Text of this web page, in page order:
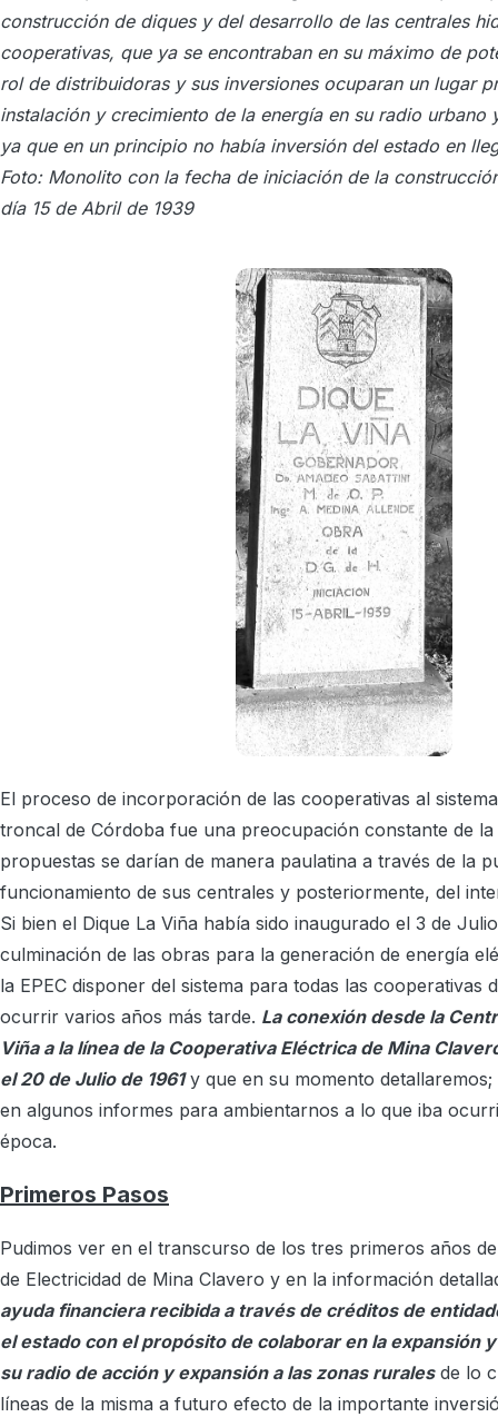
construcción de diques y del desarrollo de las centrales
cooperativas, que ya se encontraban en su máximo de
rol de distribuidoras y sus inversiones ocuparan un lugar
instalación y crecimiento de la energía en su radio urbano
ya que en un principio no había inversión del estado en
Foto: Monolito con la fecha de iniciación de la
día 15 de Abril de 1939
El proceso de incorporación de las cooperativas al
troncal de Córdoba fue una preocupación constante de la
propuestas se darían de manera paulatina a través de la
funcionamiento de sus centrales y posteriormente, del
Si bien el Dique La Viña había sido inaugurado el 3 de
culminación de las obras para la generación de energía
la EPEC disponer del sistema para todas las cooperativas
ocurrir varios años más tarde. La conexión desde la
Viña a la línea de la Cooperativa Eléctrica de Mina
el 20 de Julio de 1961y que en su momento
en algunos informes para ambientarnos a lo que iba
época.
Primeros Pasos
Pudimos ver en el transcurso de los tres primeros años
de Electricidad de Mina Clavero y en la información
ayuda financiera recibida a través de créditos de
el estado con el propósito de colaborar en la expansión
su radio de acción y expansión a las zonas ruralesde lo
líneas de la misma a futuro efecto de la importante